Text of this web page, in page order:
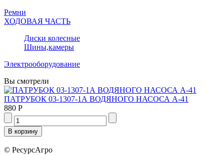
Ремни
ХОДОВАЯ ЧАСТЬ
Диски колесные
Шины,камеры
Электрооборудование
Вы смотрели
ПАТРУБОК 03-1307-1А ВОДЯНОГО НАСОСА А-41
880 Р
© РесурсАгро